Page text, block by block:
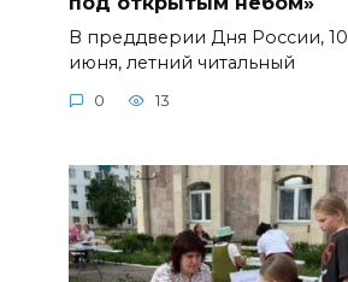
В преддверии Дня России, 10
июня, летний читальный
0 13